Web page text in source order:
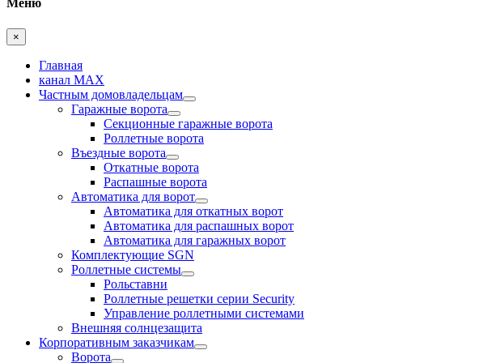
Меню
×
Главная
канал MAX
Частным домовладельцам
Гаражные ворота
Секционные гаражные ворота
Роллетные ворота
Въездные ворота
Откатные ворота
Распашные ворота
Автоматика для ворот
Автоматика для откатных ворот
Автоматика для распашных ворот
Автоматика для гаражных ворот
Комплектующие SGN
Роллетные системы
Рольставни
Роллетные решетки серии Security
Управление роллетными системами
Внешняя солнцезащита
Корпоративным заказчикам
Ворота